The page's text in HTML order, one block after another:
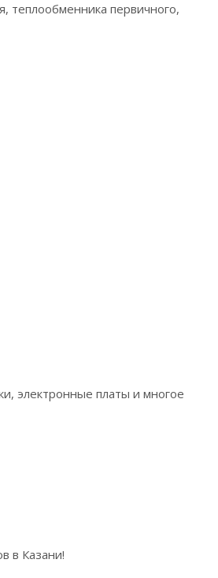
теплообменника первичного,
электронные платы и многое
в Казани!